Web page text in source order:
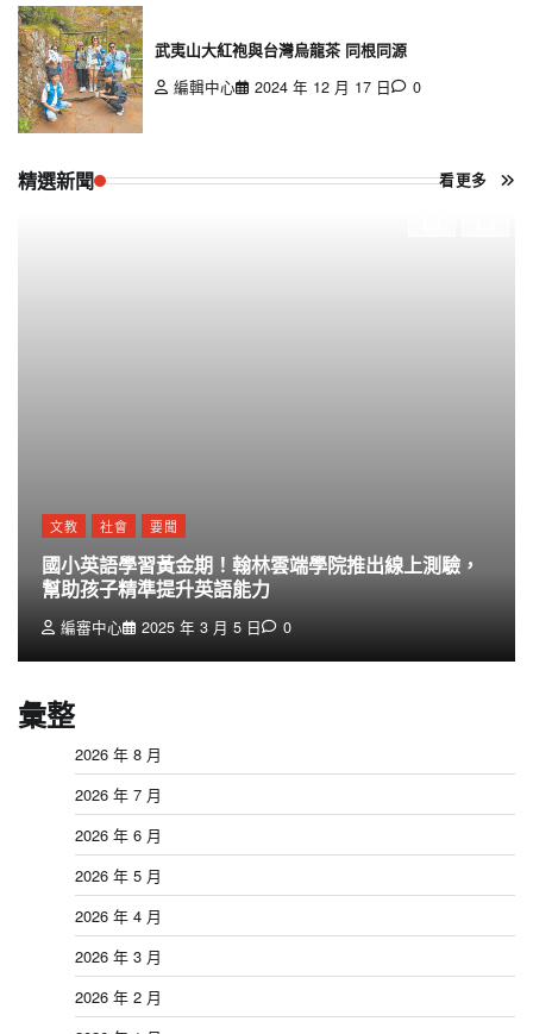
武夷山大紅袍與台灣烏龍茶 同根同源
編輯中心
2024 年 12 月 17 日 0
精選新聞 看更多
文教 社會 要聞
國小英語學習黃金期！翰林雲端學院推出線上測驗，
幫助孩子精準提升英語能力
編審中心 2025 年 3 月 5 日 0
彙整
2026 年 8 月
2026 年 7 月
2026 年 6 月
2026 年 5 月
2026 年 4 月
2026 年 3 月
2026 年 2 月